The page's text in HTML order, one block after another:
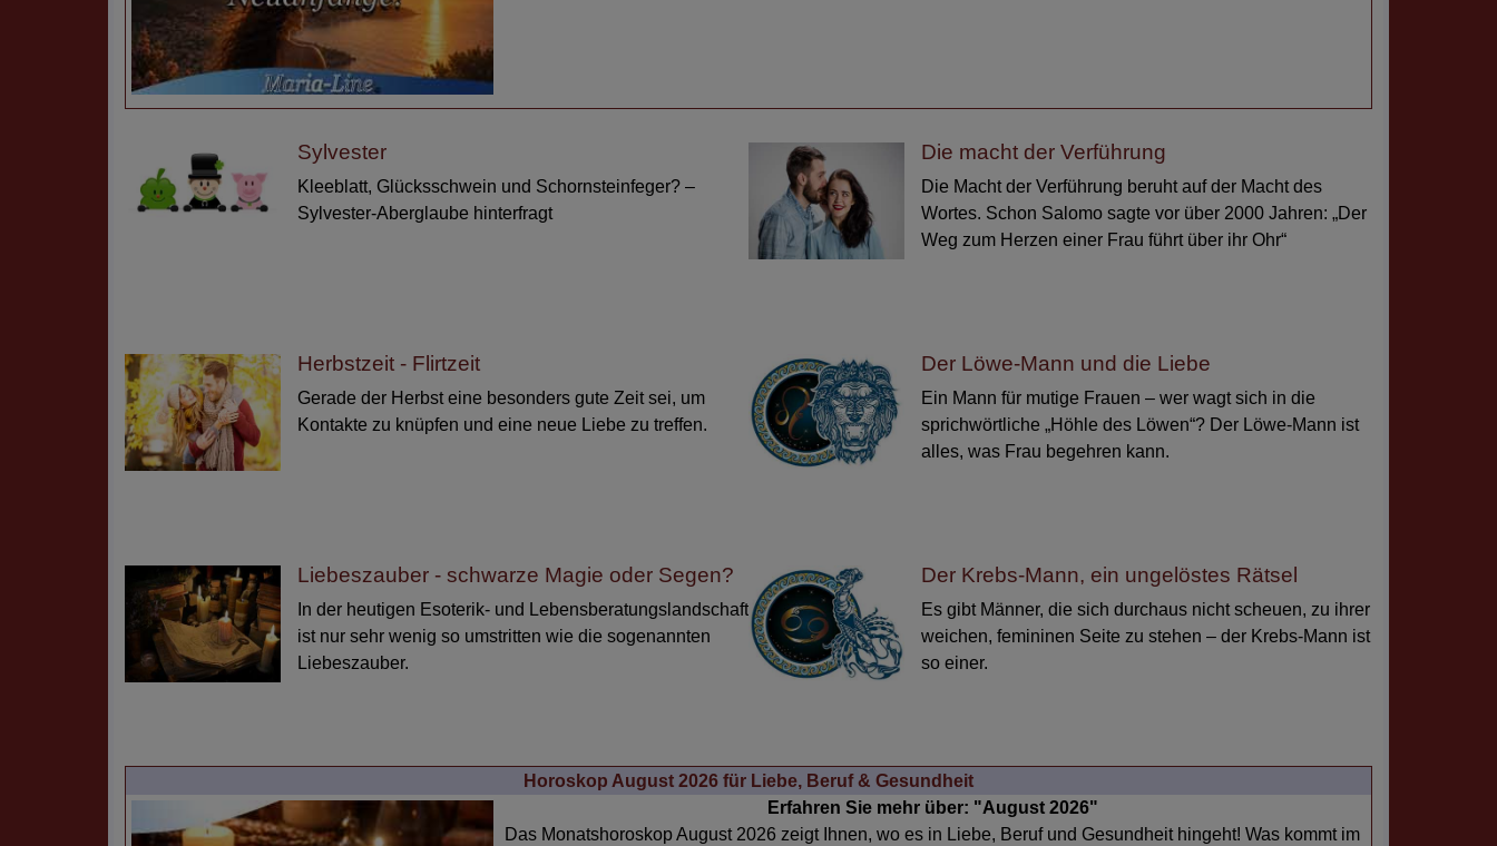
Sylvester
Kleeblatt, Glücksschwein und Schornsteinfeger? –
Sylvester-Aberglaube hinterfragt
Die macht der Verführung
Die Macht der Verführung beruht auf der Macht des
Wortes. Schon Salomo sagte vor über 2000 Jahren: „Der
Weg zum Herzen einer Frau führt über ihr Ohr“
Herbstzeit - Flirtzeit
Gerade der Herbst eine besonders gute Zeit sei, um
Kontakte zu knüpfen und eine neue Liebe zu treffen.
Der Löwe-Mann und die Liebe
Ein Mann für mutige Frauen – wer wagt sich in die
sprichwörtliche „Höhle des Löwen“? Der Löwe-Mann ist
alles, was Frau begehren kann.
Liebeszauber - schwarze Magie oder Segen?
In der heutigen Esoterik- und Lebensberatungslandschaft
ist nur sehr wenig so umstritten wie die sogenannten
Liebeszauber.
Der Krebs-Mann, ein ungelöstes Rätsel
Es gibt Männer, die sich durchaus nicht scheuen, zu ihrer
weichen, femininen Seite zu stehen – der Krebs-Mann ist
so einer.
Horoskop August 2026 für Liebe, Beruf & Gesundheit
Erfahren Sie mehr über: "August 2026"
Das Monatshoroskop August 2026 zeigt Ihnen, wo es in Liebe, Beruf und Gesundheit hingeht! Was kommt im